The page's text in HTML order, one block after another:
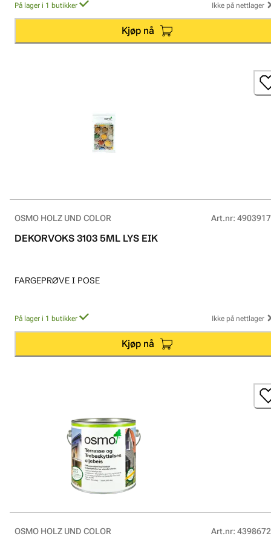
På lager i 1 butikker Ikke på nettlager
Kjøp nå
OSMO HOLZ UND COLOR Art.nr:
DEKORVOKS 3103 5ML LYS EIK
FARGEPRØVE I POSE
På lager i 1 butikker Ikke på nettlager
Kjøp nå
OSMO HOLZ UND COLOR Art.nr: